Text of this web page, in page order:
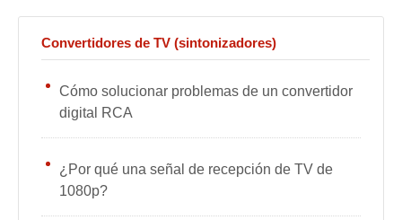
Convertidores de TV (sintonizadores)
Cómo solucionar problemas de un convertidor
digital RCA
¿Por qué una señal de recepción de TV de
1080p?